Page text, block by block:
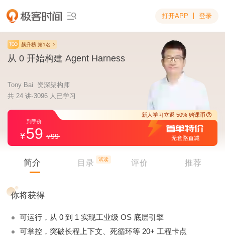
 打开APP 登录
飙升榜 第1名
从 0 开始构建 Agent Harness
Tony Bai 资深架构师
共 24 讲·3096 人已学习
59 99
新人学习立返
简介 目录 试读 评价 推荐
你将获得
可运行，从 0 到 1 实现工业级 OS 底层引擎
可掌控，突破长程上下文、死循环等 20+ 工程卡点